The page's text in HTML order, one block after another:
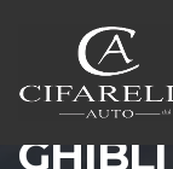
GHIBLI